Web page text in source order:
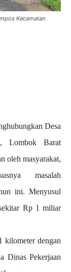
Kecamatan
Desa
Lombok Barat
oleh masyarakat,
masalah
ini. Menyusul
Rp 1 miliar
kilometer dengan
Dinas Pekerjaan